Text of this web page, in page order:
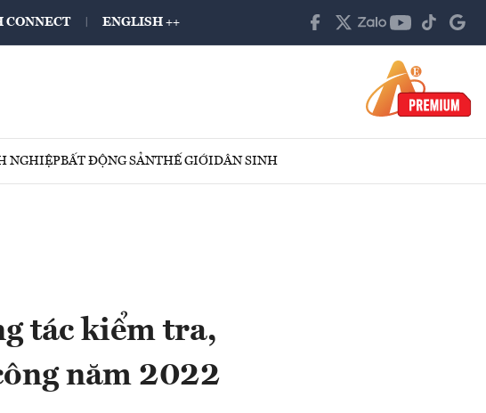
CONNECT ENGLISH ++
NGHIỆPBẤT ĐỘNG SẢNTHẾ GIỚIDÂN SINH
tác kiểm tra,
năm 2022